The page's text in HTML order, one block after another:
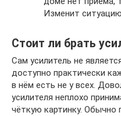
Изменит
Стоит ли брать
Сам усилитель не
доступно практически
в нём есть не у всех.
усилителя неплохо
чёткую картинку. Обычно